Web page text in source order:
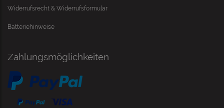
Widerrufsrecht & Widerrufsformular
Batteriehinweise
Zahlungsmöglichkeiten